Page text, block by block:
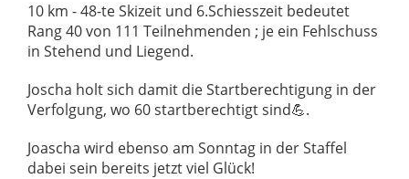
10 km - 48-te Skizeit und 6.Schiesszeit bedeutet
Rang 40 von 111 Teilnehmenden ; je ein Fehlschuss
in Stehend und Liegend.
Joscha holt sich damit die Startberechtigung in der
Verfolgung, wo 60 startberechtigt sind💪.
Joascha wird ebenso am Sonntag in der Staffel
dabei sein bereits jetzt viel Glück!